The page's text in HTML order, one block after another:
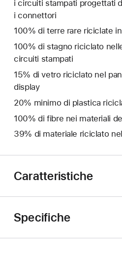
i circuiti stampati progettati
i connettori
100% di terre rare riciclate
100% di stagno riciclato
circuiti stampati
15% di vetro riciclato nel
display
20% minimo di plastica
100% di fibre nei materiali
39% di materiale riciclato
Caratteristiche
Specifiche